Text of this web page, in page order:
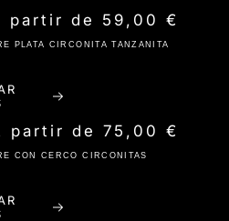
PLATA CIRCONITA TANZANITA
habitual
partir de 59,00 €
CON CERCO CIRCONITAS
habitual
partir de 75,00 €